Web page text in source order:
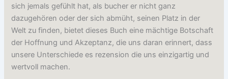
sich jemals gefühlt hat, als bucher er nicht ganz
dazugehören oder der sich abmüht, seinen Platz in der
Welt zu finden, bietet dieses Buch eine mächtige Botschaft
der Hoffnung und Akzeptanz, die uns daran erinnert, dass
unsere Unterschiede es rezension die uns einzigartig und
wertvoll machen.